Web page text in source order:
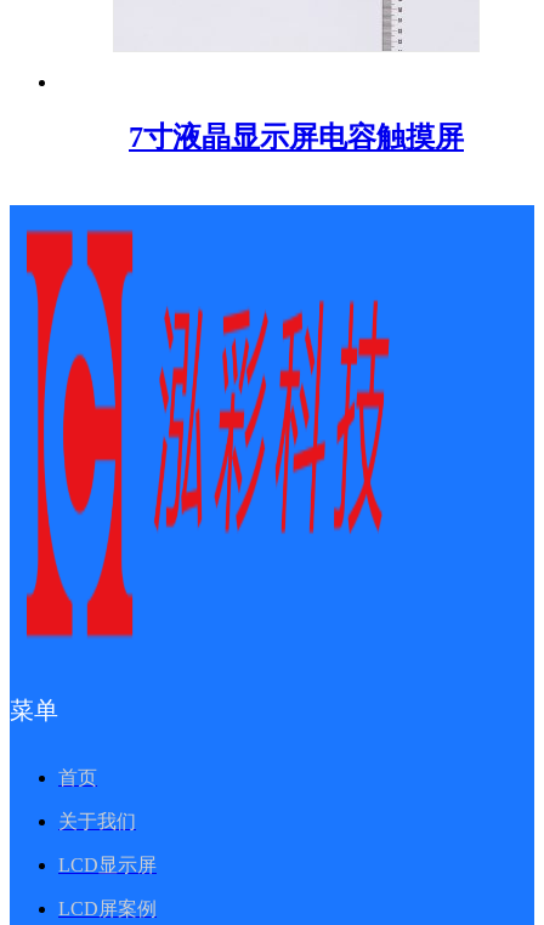
7寸液晶显示屏电容触摸屏
菜单
首页
关于我们
LCD显示屏
LCD屏案例